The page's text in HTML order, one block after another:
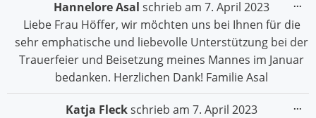
Hannelore Asal schrieb am 7. April 2023
Liebe Frau Höffer, wir möchten uns bei Ihnen für die
sehr emphatische und liebevolle Unterstützung bei der
Trauerfeier und Beisetzung meines Mannes im Januar
bedanken. Herzlichen Dank! Familie Asal
...
Katja Fleckschrieb am 7. April 2023
...